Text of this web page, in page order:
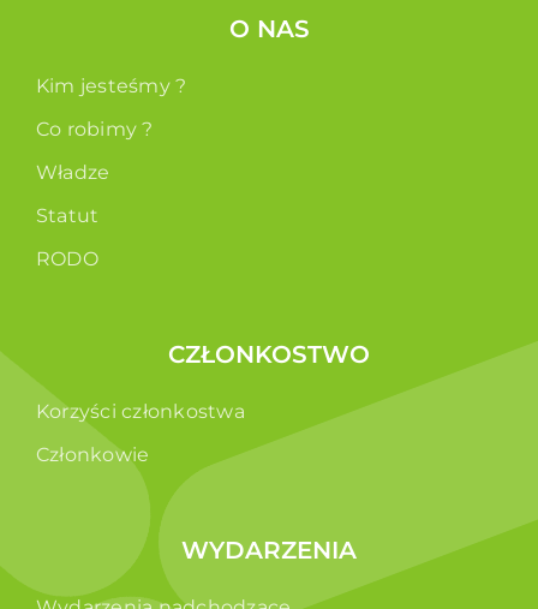
O NAS
Kim jesteśmy ?
Co robimy ?
Władze
Statut
RODO
CZŁONKOSTWO
Korzyści członkostwa
Członkowie
WYDARZENIA